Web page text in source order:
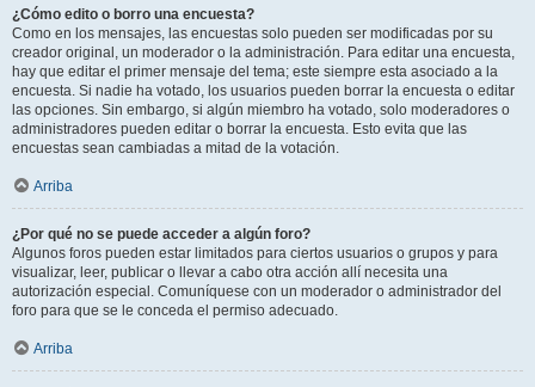
¿Cómo edito o borro una encuesta?
Como en los mensajes, las encuestas solo pueden ser modificadas por su
creador original, un moderador o la administración. Para editar una encuesta,
hay que editar el primer mensaje del tema; este siempre esta asociado a la
encuesta. Si nadie ha votado, los usuarios pueden borrar la encuesta o editar
las opciones. Sin embargo, si algún miembro ha votado, solo moderadores o
administradores pueden editar o borrar la encuesta. Esto evita que las
encuestas sean cambiadas a mitad de la votación.
Arriba
¿Por qué no se puede acceder a algún foro?
Algunos foros pueden estar limitados para ciertos usuarios o grupos y para
visualizar, leer, publicar o llevar a cabo otra acción allí necesita una
autorización especial. Comuníquese con un moderador o administrador del
foro para que se le conceda el permiso adecuado.
Arriba